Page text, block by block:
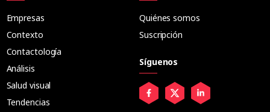
Empresas
Contexto
Contactología
Análisis
Salud visual
Tendencias
Quiénes somos
Suscripción
Síguenos